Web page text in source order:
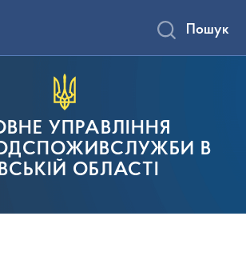
УПРАВЛІННЯ
В
ОБЛАСТІ
Пошук